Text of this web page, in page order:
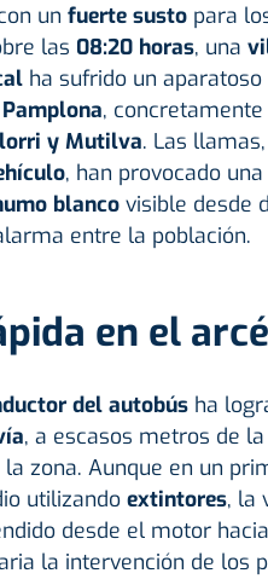
un fuerte sustopara
las 08:20 horas, una
ha sufrido un
,
y Mutilva. Las
, han provocado una
blancovisible desde
entre la población.
en el
del autobúsha
, a escasos metros de la
zona. Aunque en un
utilizando extintores, la
desde el motor
la intervención de los